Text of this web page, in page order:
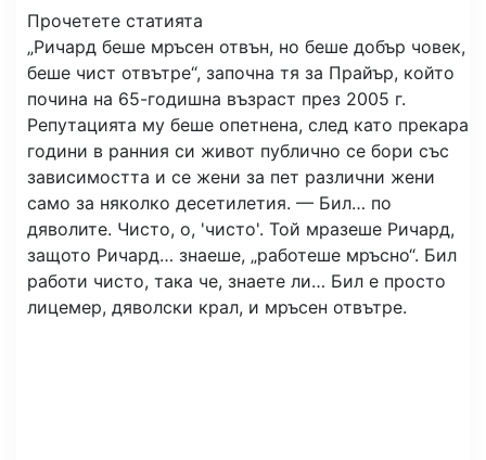
Прочетете статията
„Ричард беше мръсен отвън, но беше добър човек,
беше чист отвътре“, започна тя за Прайър, който
почина на 65-годишна възраст през 2005 г.
Репутацията му беше опетнена, след като прекара
години в ранния си живот публично се бори със
зависимостта и се жени за пет различни жени
само за няколко десетилетия. — Бил… по
дяволите. Чисто, о, 'чисто'. Той мразеше Ричард,
защото Ричард… знаеше, „работеше мръсно“. Бил
работи чисто, така че, знаете ли… Бил е просто
лицемер, дяволски крал, и мръсен отвътре.